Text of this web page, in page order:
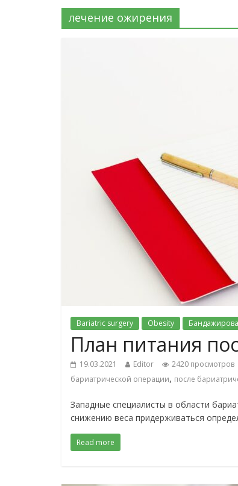
лечение ожирения
Bariatric surgery Obesity
План питания
19.03.2021 Editor 2420 просмотров
бариатрической операции, после
Западные специалисты в области
снижению веса придерживаться
Read more